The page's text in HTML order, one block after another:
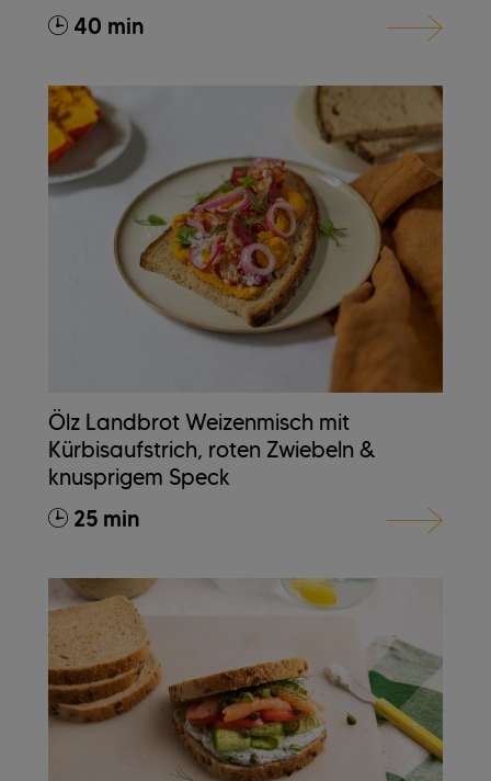
40 min
Ölz Landbrot Weizenmisch mit
Kürbisaufstrich, roten Zwiebeln &
knusprigem Speck
25 min